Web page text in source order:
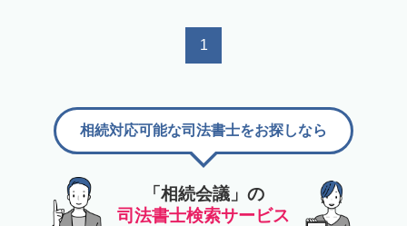
1
「相続会議」の
司法書士検索サービス
相続対応可能な司法書士をお探しなら